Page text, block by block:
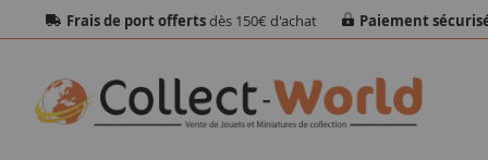
Frais de port offertsdès 150€ d'achat Paiement